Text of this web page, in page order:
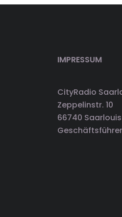
IMPRESSUM
CityRadio
Zeppelinstr. 10
66740 Saarlouis